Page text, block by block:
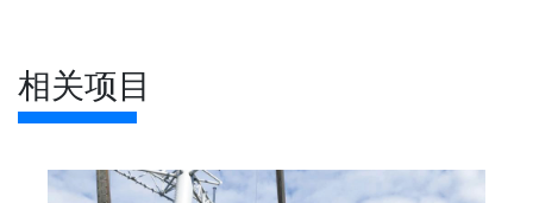
相关项目